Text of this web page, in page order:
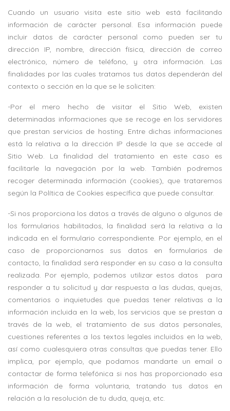
Cuando un usuario visita este sitio web está facilitando
información de carácter personal. Esa información puede
incluir datos de carácter personal como pueden ser tu
dirección IP, nombre, dirección física, dirección de correo
electrónico, número de teléfono, y otra información. Las
finalidades por las cuales tratamos tus datos dependerán del
contexto o sección en la que se le soliciten:
-Por el mero hecho de visitar el Sitio Web, existen
determinadas informaciones que se recoge en los servidores
que prestan servicios de hosting. Entre dichas informaciones
está la relativa a la dirección IP desde la que se accede al
Sitio Web. La finalidad del tratamiento en este caso es
facilitarle la navegación por la web. También podremos
recoger determinada información (cookies), que trataremos
según la Política de Cookies específica que puede consultar.
-Si nos proporciona los datos a través de alguno o algunos de
los formularios habilitados, la finalidad será la relativa a la
indicada en el formulario correspondiente. Por ejemplo, en el
caso de proporcionarnos sus datos en formularios de
contacto, la finalidad será responder en su caso a la consulta
realizada. Por ejemplo, podemos utilizar estos datos
para
responder a tu solicitud y dar respuesta a las dudas, quejas,
comentarios o inquietudes que puedas tener relativas a la
información incluida en la web, los servicios que se prestan a
través de la web, el tratamiento de sus datos personales,
cuestiones referentes a los textos legales incluidos en la web,
así como cualesquiera otras consultas que puedas tener. Ello
implica, por ejemplo, que podamos mandarte un email o
contactar de forma telefónica si nos has proporcionado esa
información de forma voluntaria, tratando tus datos en
relación a la resolución de tu duda, queja, etc.